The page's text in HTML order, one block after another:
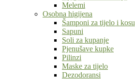
Melemi
Osobna higijena
Šamponi za tijelo i kosu
Sapuni
Soli za kupanje
Pjenušave kupke
Pilinzi
Maske za tijelo
Dezodoransi